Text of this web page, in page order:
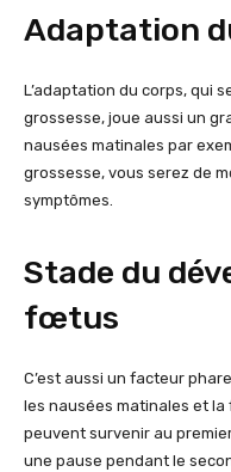
Adaptation
L’adaptation du corps, qui
grossesse, joue aussi un
nausées matinales par
grossesse, vous serez de
symptômes.
Stade du
fœtus
C’est aussi un facteur
les nausées matinales et
peuvent survenir au
une pause pendant le